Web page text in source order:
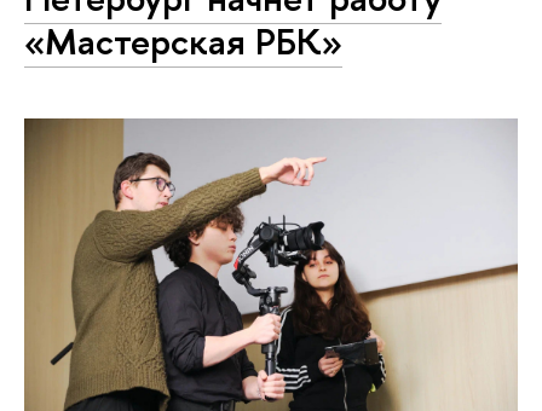
«Мастерская РБК»